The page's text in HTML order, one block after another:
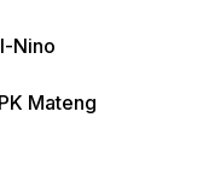
Nino
Mateng